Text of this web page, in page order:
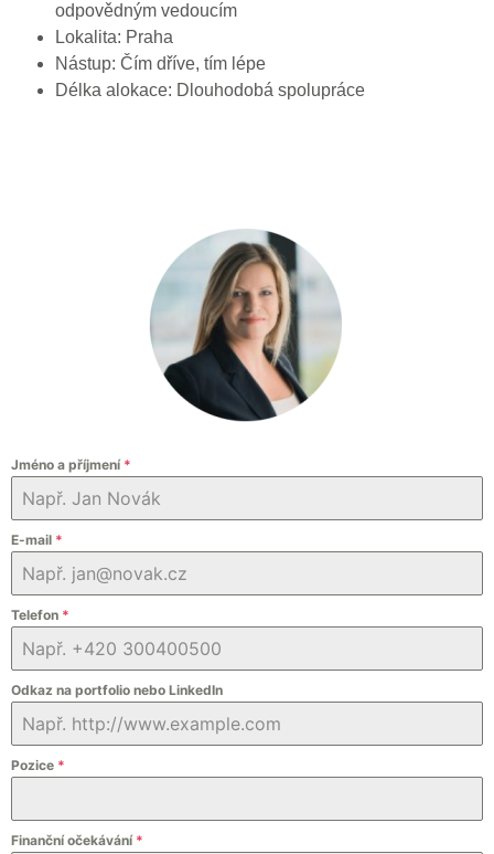
odpovědným vedoucím
Lokalita: Praha
Nástup: Čím dříve, tím lépe
Délka alokace: Dlouhodobá spolupráce
Jméno a příjmení *
E-mail *
Telefon *
Odkaz na portfolio nebo LinkedIn
Pozice *
Finanční očekávání *